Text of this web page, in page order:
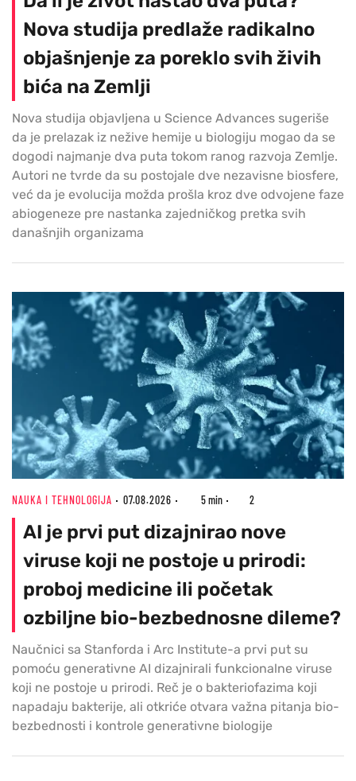
Nova studija predlaže radikalno
objašnjenje za poreklo svih živih
bića na Zemlji
Nova studija objavljena u Science Advances sugeriše
da je prelazak iz nežive hemije u biologiju mogao da se
dogodi najmanje dva puta tokom ranog razvoja Zemlje.
Autori ne tvrde da su postojale dve nezavisne biosfere,
već da je evolucija možda prošla kroz dve odvojene faze
abiogeneze pre nastanka zajedničkog pretka svih
današnjih organizama
NAUKA I TEHNOLOGIJA 07.08.2026 5 min 2
AI je prvi put dizajnirao nove
viruse koji ne postoje u prirodi:
proboj medicine ili početak
ozbiljne bio-bezbednosne dileme?
Naučnici sa Stanforda i Arc Institute-a prvi put su
pomoću generativne AI dizajnirali funkcionalne viruse
koji ne postoje u prirodi. Reč je o bakteriofazima koji
napadaju bakterije, ali otkriće otvara važna pitanja bio-
bezbednosti i kontrole generativne biologije